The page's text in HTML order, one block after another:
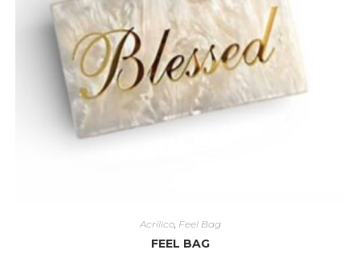
Acrílico, Feel Bag
FEEL BAG